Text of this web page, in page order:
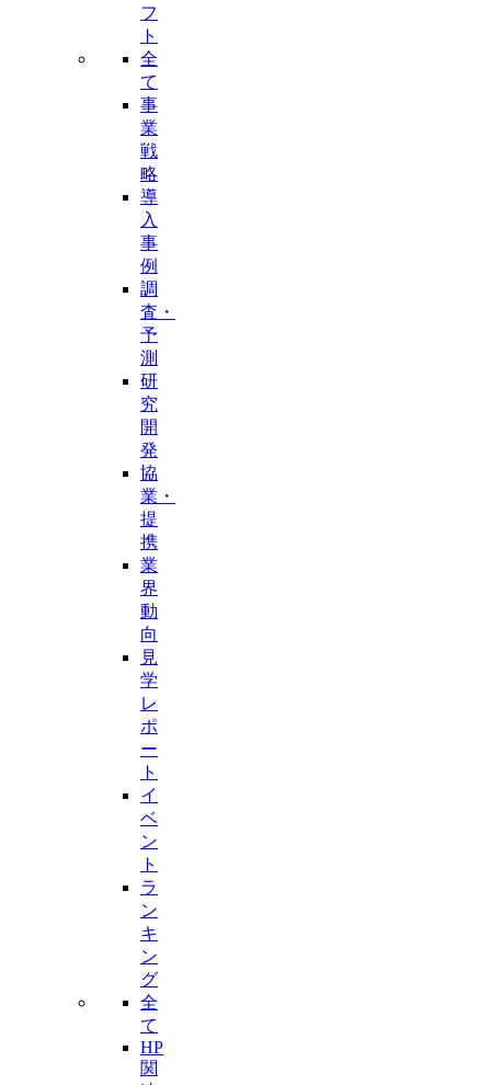
フ
ト
全
て
事
業
戦
略
導
入
事
例
調
査・
予
測
研
究
開
発
協
業・
提
携
業
界
動
向
見
学
レ
ポ
ー
ト
イ
ベ
ン
ト
ラ
ン
キ
ン
グ
全
て
HP
関